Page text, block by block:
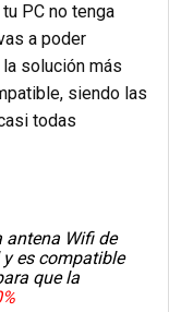
PC no tenga
a poder
solución más
siendo las
todas
antena Wifi de
es compatible
que la